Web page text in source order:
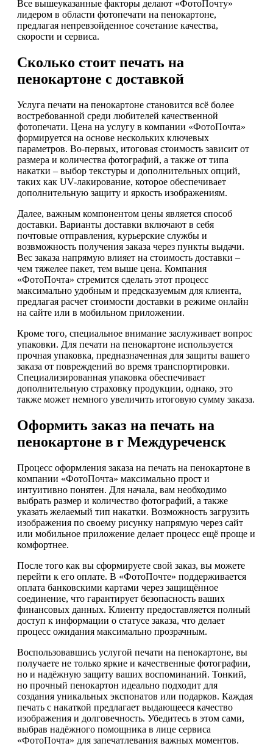
Все вышеуказанные факторы делают «ФотоПочту»
лидером в области фотопечати на пенокартоне,
предлагая непревзойденное сочетание качества,
скорости и сервиса.
Сколько стоит печать на
пенокартоне с доставкой
Услуга печати на пенокартоне становится всё более
востребованной среди любителей качественной
фотопечати. Цена на услугу в компании «ФотоПочта»
формируется на основе нескольких ключевых
параметров. Во-первых, итоговая стоимость зависит от
размера и количества фотографий, а также от типа
накатки – выбор текстуры и дополнительных опций,
таких как UV-лакирование, которое обеспечивает
дополнительную защиту и яркость изображениям.
Далее, важным компонентом цены является способ
доставки. Варианты доставки включают в себя
почтовые отправления, курьерские службы и
возвможность получения заказа через пункты выдачи.
Вес заказа напрямую влияет на стоимость доставки –
чем тяжелее пакет, тем выше цена. Компания
«ФотоПочта» стремится сделать этот процесс
максимально удобным и предсказуемым для клиента,
предлагая расчет стоимости доставки в режиме онлайн
на сайте или в мобильном приложении.
Кроме того, специальное внимание заслуживает вопрос
упаковки. Для печати на пенокартоне используется
прочная упаковка, предназначенная для защиты вашего
заказа от повреждений во время транспортировки.
Специализированная упаковка обеспечивает
дополнительную страховку продукции, однако, это
также может немного увеличить итоговую сумму заказа.
Оформить заказ на печать на
пенокартоне в г Междуреченск
Процесс оформления заказа на печать на пенокартоне в
компании «ФотоПочта» максимально прост и
интуитивно понятен. Для начала, вам необходимо
выбрать размер и количество фотографий, а также
указать желаемый тип накатки. Возможность загрузить
изображения по своему рисунку напрямую через сайт
или мобильное приложение делает процесс ещё проще и
комфортнее.
После того как вы сформируете свой заказ, вы можете
перейти к его оплате. В «ФотоПочте» поддерживается
оплата банковскими картами через защищённое
соединение, что гарантирует безопасность ваших
финансовых данных. Клиенту предоставляется полный
доступ к информации о статусе заказа, что делает
процесс ожидания максимально прозрачным.
Воспользовавшись услугой печати на пенокартоне, вы
получаете не только яркие и качественные фотографии,
но и надёжную защиту ваших воспоминаний. Тонкий,
но прочный пенокартон идеально подходит для
создания уникальных экспонатов или подарков. Каждая
печать с накаткой предлагает выдающееся качество
изображения и долговечность. Убедитесь в этом сами,
выбрав надёжного помощника в лице сервиса
«ФотоПочта» для запечатлевания важных моментов.